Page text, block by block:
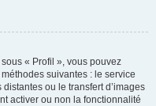
« Profil », vous pouvez
suivantes : le service
ou le transfert d’images
activer ou non la fonctionnalité